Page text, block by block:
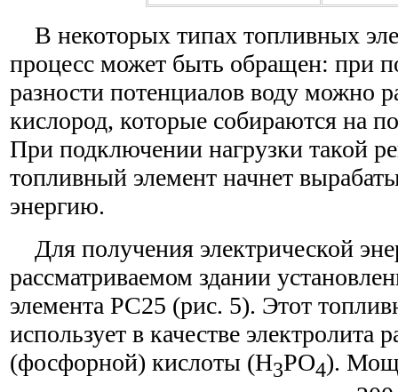
В некоторых типах топливных
процесс может быть обращен: при
разности потенциалов воду можно
кислород, которые собираются на
При подключении нагрузки такой
топливный элемент начнет
энергию.
Для получения электрической
рассматриваемом здании
элемента PC25 (рис. 5). Этот
использует в качестве электролита
(фосфорной) кислоты (H3PO4).